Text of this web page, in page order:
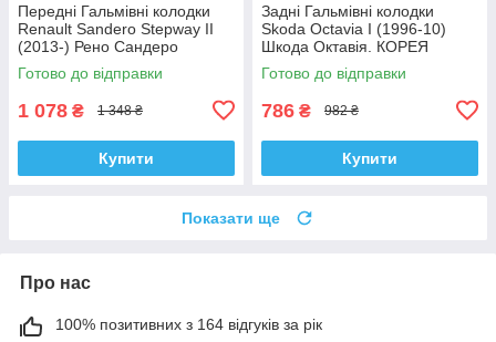
Передні Гальмівні колодки
Renault Sandero Stepway II
(2013-) Рено Сандеро
Степвей. З датчиками!
КОРЕЯ Acsuss! GDB1550 ,
Готово до відправки
1 078 ₴ 1 348 ₴
Купити
Задні Гальмівні колодки
Skoda Octavia I (1996-10)
Шкода Октавія. КОРЕЯ
Acsuss! GDB1530 , GDB1304
, FDB1483
Готово до відправки
786 ₴ 982 ₴
Купити
Показати ще
Про нас
100% позитивних з 164 відгуків за рік